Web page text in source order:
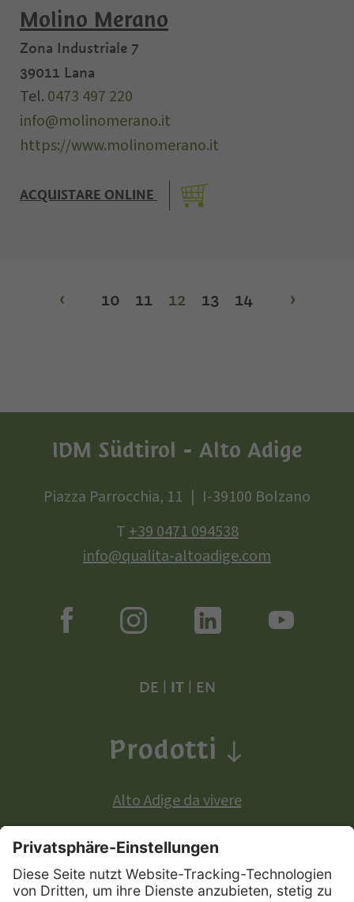
Molino Merano
Zona Industriale 7
39011 Lana
Tel. 0473 497 220
info@molinomerano.it
https://www.molinomerano.it
ACQUISTARE ONLINE
‹ 10 11 12 13 14 ›
IDM Südtirol - Alto Adige
Piazza Parrocchia, 11
I-39100 Bolzano
T+39 0471 094538
info@qualita-altoadige.com
DE IT| EN
Prodotti
Alto Adige da vivere
Prodotti a denominazione di origine europea: